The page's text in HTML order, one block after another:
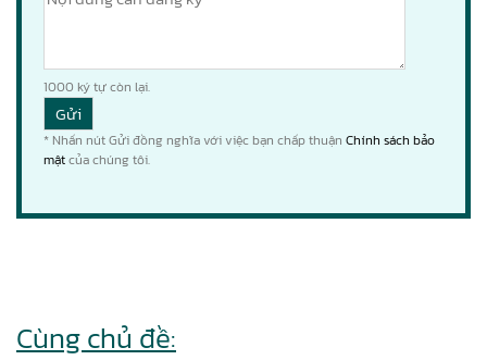
1000 ký tự còn lại.
* Nhấn nút Gửi đồng nghĩa với việc bạn chấp thuận Chính sách bảo
mậtcủa chúng tôi.
Cùng chủ đề: